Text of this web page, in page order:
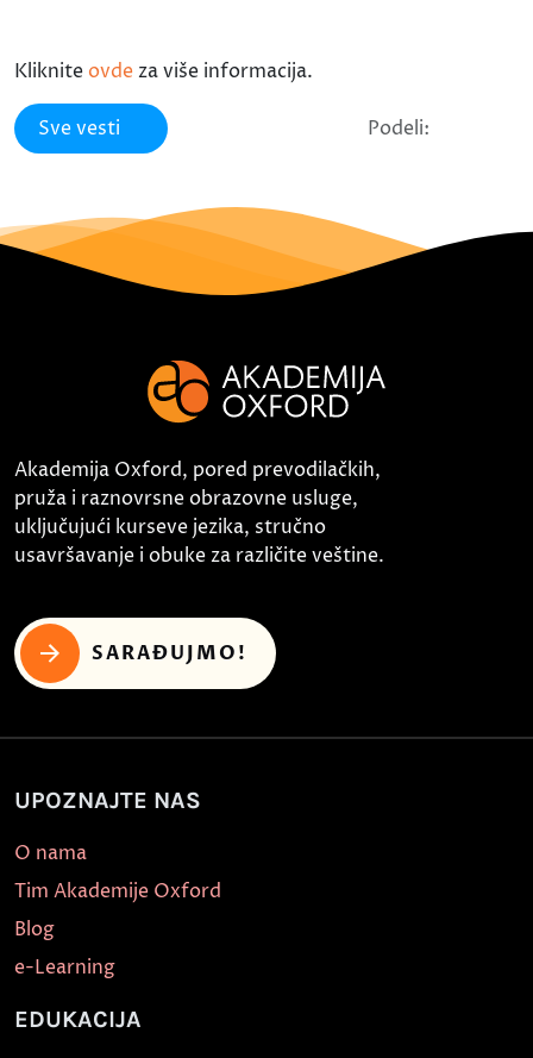
Kliknite ovde za više informacija.
Sve vesti Podeli:
Akademija Oxford, pored prevodilačkih,
pruža i raznovrsne obrazovne usluge,
uključujući kurseve jezika, stručno
usavršavanje i obuke za različite veštine.
SARAĐUJMO!
UPOZNAJTE NAS
O nama
Tim Akademije Oxford
Blog
e-Learning
EDUKACIJA